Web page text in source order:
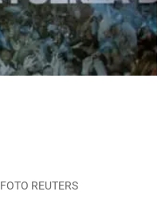
REUTERS